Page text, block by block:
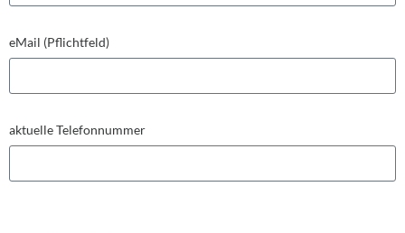
eMail (Pflichtfeld)
aktuelle Telefonnummer